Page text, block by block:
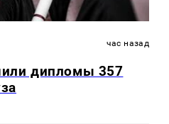
час назад
дипломы 357